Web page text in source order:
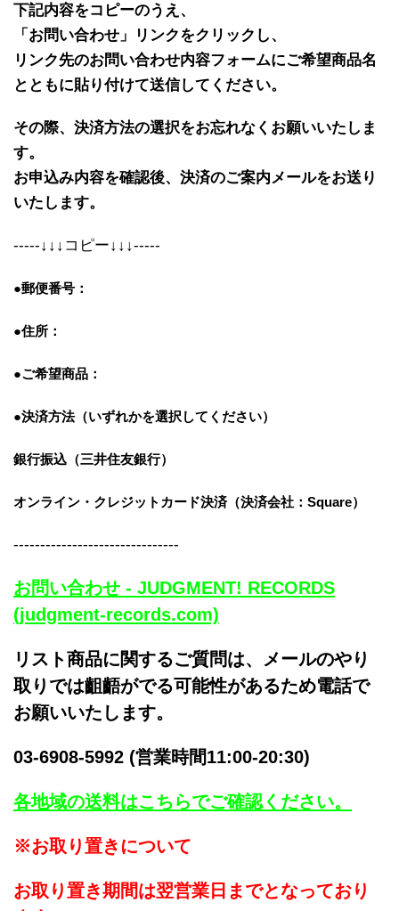
下記内容をコピーのうえ、
「お問い合わせ」リンクをクリックし、
リンク先のお問い合わせ内容フォームにご希望商品名
とともに貼り付けて送信してください。
その際、決済方法の選択をお忘れなくお願いいたしま
す。
お申込み内容を確認後、決済のご案内メールをお送り
いたします。
-----↓↓↓コピー↓↓↓-----
●郵便番号：
●住所：
●ご希望商品：
●決済方法（いずれかを選択してください）
銀行振込（三井住友銀行）
オンライン・クレジットカード決済（決済会社：Square）
-------------------------------
お問い合わせ - JUDGMENT! RECORDS
(judgment-records.com)
リスト商品に関するご質問は、メールのやり
取りでは齟齬がでる可能性があるため電話で
お願いいたします。
03-6908-5992 (営業時間11:00-20:30)
各地域の送料はこちらでご確認ください。
※お取り置きについて
お取り置き期間は翌営業日までとなっており